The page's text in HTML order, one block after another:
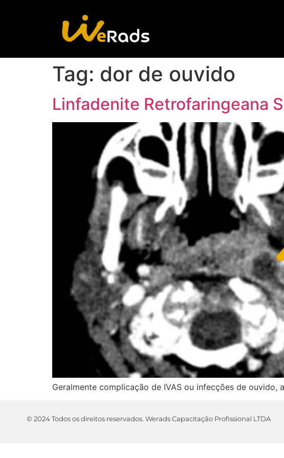
Tag: dor de ouvido
Linfadenite Retrofaringeana
Geralmente complicação de IVAS ou infecções de
© 2024 Todos os direitos reservados. Werads Capacitação Profissional LTDA